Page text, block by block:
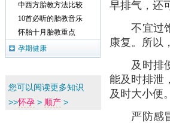
早排气，还
不宜过饱
康复。所以
及时排
能及时排泄
及时大小便。
严防感冒
中西方胎教方法比较
10首必听的胎教音乐
怀胎十月胎教重点
孕期健康
您可以阅读更多知识
>>怀孕 > 顺产 >